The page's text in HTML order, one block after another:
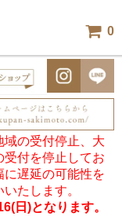
0
の受付停止、大
付を停止してお
に遅延の可能性を
たします。
日)となります。